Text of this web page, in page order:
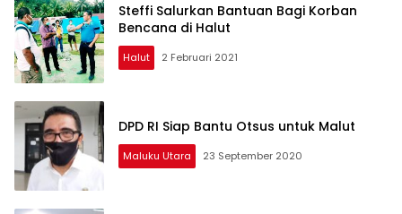
Steffi Salurkan Bantuan Bagi Korban
Bencana di Halut
Halut 2 Februari 2021
DPD RI Siap Bantu Otsus untuk Malut
Maluku Utara 23 September 2020